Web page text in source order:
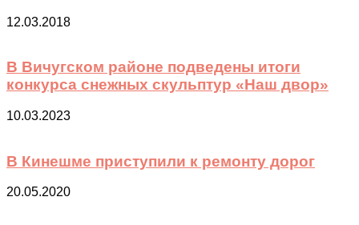
12.03.2018
В Вичугском районе подведены итоги
конкурса снежных скульптур «Наш двор»
10.03.2023
В Кинешме приступили к ремонту дорог
20.05.2020